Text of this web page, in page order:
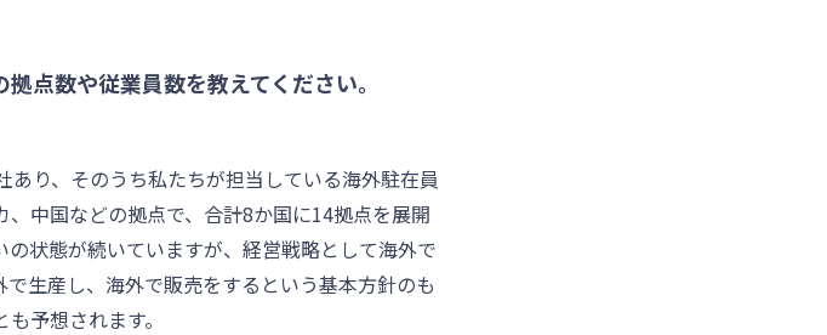
点数や従業員数を教えてください。
あり、そのうち私たちが担当している海外駐在員
中国などの拠点で、合計8か国に14拠点を展開
状態が続いていますが、経営戦略として海外で
生産し、海外で販売をするという基本方針のも
予想されます。